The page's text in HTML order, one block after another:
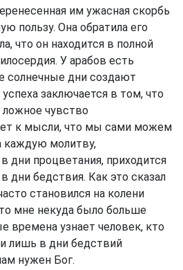
им ужасная скорбь
пользу. Она обратила его
что он находится в полной
У арабов есть
солнечные дни создают
заключается в том, что
чувство
к мысли, что мы сами можем
каждую молитву,
дни процветания, приходится
дни бедствия. Как это сказал
становился на колени
мне некуда было больше
времена узнает человек, кто
лишь в дни бедствий
нужен Бог.